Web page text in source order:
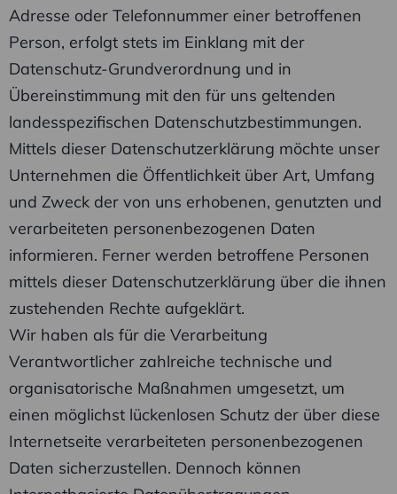
Adresse oder Telefonnummer einer betroffenen
Person, erfolgt stets im Einklang mit der
Datenschutz-Grundverordnung und in
Übereinstimmung mit den für uns geltenden
landesspezifischen Datenschutzbestimmungen.
Mittels dieser Datenschutzerklärung möchte unser
Unternehmen die Öffentlichkeit über Art, Umfang
und Zweck der von uns erhobenen, genutzten und
verarbeiteten personenbezogenen Daten
informieren. Ferner werden betroffene Personen
mittels dieser Datenschutzerklärung über die ihnen
zustehenden Rechte aufgeklärt.
Wir haben als für die Verarbeitung
Verantwortlicher zahlreiche technische und
organisatorische Maßnahmen umgesetzt, um
einen möglichst lückenlosen Schutz der über diese
Internetseite verarbeiteten personenbezogenen
Daten sicherzustellen. Dennoch können